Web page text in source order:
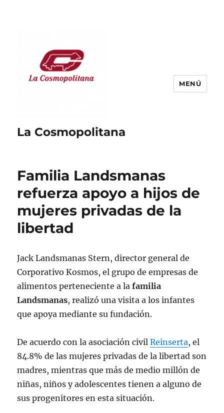
La Cosmopolitana
MENÚ
Familia Landsmanas
refuerza apoyo a hijos de
mujeres privadas de la
libertad
Jack Landsmanas Stern, director general de
Corporativo Kosmos, el grupo de empresas de
alimentos perteneciente a lafamilia
Landsmanas, realizó una visita a los infantes
que apoya mediante su fundación.
De acuerdo con la asociación civilReinserta, el
84.8% de las mujeres privadas de la libertad son
madres, mientras que más de medio millón de
niñas, niños y adolescentes tienen a alguno de
sus progenitores en esta situación.